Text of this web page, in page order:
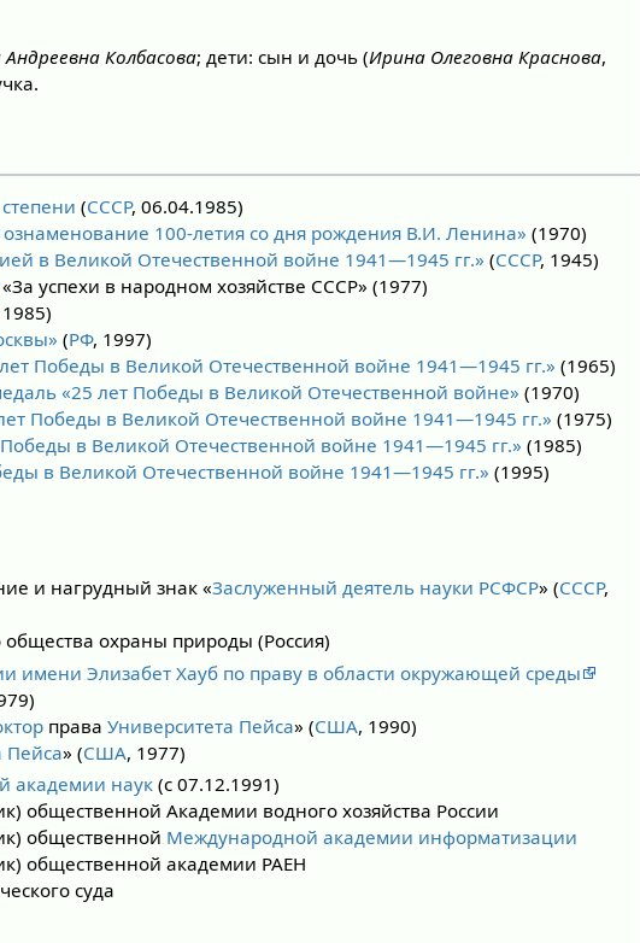
Андреевна Колбасова; дети: сын и дочь (Ирина Олеговна Краснова,
(СССР, 06.04.1985)
100-летия со дня рождения В.И. Ленина» (1970)
в Великой Отечественной войне 1941—1945 гг.» (СССР, 1945)
успехи в народном хозяйстве СССР» (1977)
(РФ, 1997)
Победы в Великой Отечественной войне 1941—1945 гг.» (1965)
«25 лет Победы в Великой Отечественной войне» (1970)
Победы в Великой Отечественной войне 1941—1945 гг.» (1975)
в Великой Отечественной войне 1941—1945 гг.» (1985)
в Великой Отечественной войне 1941—1945 гг.» (1995)
и нагрудный знак «Заслуженный деятель науки РСФСР» (СССР,
охраны природы (Россия)
имени Элизабет Хауб по праву в области окружающей среды
права Университета Пейса» (США, 1990)
Пейса» (США, 1977)
академии наук(с 07.12.1991)
общественной Академии водного хозяйства России
общественной Международной академии информатизации
общественной академии РАЕН
суда